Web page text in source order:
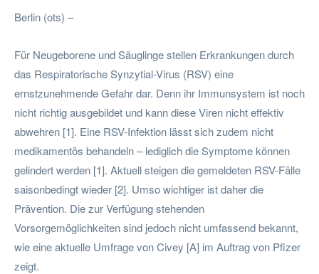
Berlin (ots) –
Für Neugeborene und Säuglinge stellen Erkrankungen durch
das Respiratorische Synzytial-Virus (RSV) eine
ernstzunehmende Gefahr dar. Denn ihr Immunsystem ist noch
nicht richtig ausgebildet und kann diese Viren nicht effektiv
abwehren [1]. Eine RSV-Infektion lässt sich zudem nicht
medikamentös behandeln – lediglich die Symptome können
gelindert werden [1]. Aktuell steigen die gemeldeten RSV-Fälle
saisonbedingt wieder [2]. Umso wichtiger ist daher die
Prävention. Die zur Verfügung stehenden
Vorsorgemöglichkeiten sind jedoch nicht umfassend bekannt,
wie eine aktuelle Umfrage von Civey [A] im Auftrag von Pfizer
zeigt.